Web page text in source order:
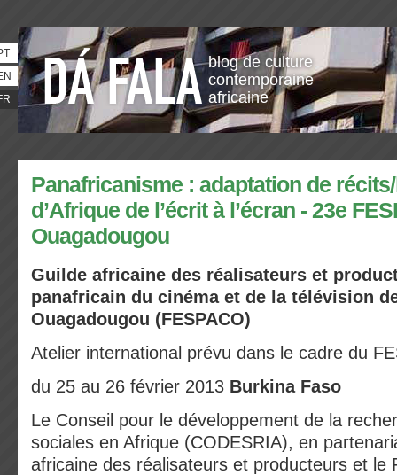
blog de culture
contemporaine
africaine
Panafricanisme : adaptation de
d’Afrique de l’écrit à l’écran - 23e
Ouagadougou
Guilde africaine des réalisateurs et
panafricain du cinéma et de la télévision
Ouagadougou (FESPACO)
Atelier international prévu dans le cadre du
du 25 au 26 février 2013 Burkina Faso
Le Conseil pour le développement de la
sociales en Afrique (CODESRIA), en
africaine des réalisateurs et producteurs et le